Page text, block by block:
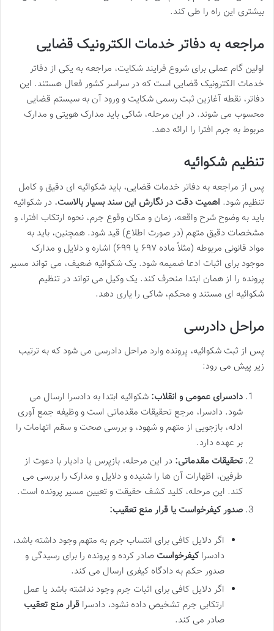
بیشتری این راه را طی کند.
مراجعه به دفاتر خدمات الکترونیک قضایی
اولین گام عملی برای شروع فرایند شکایت، مراجعه به یکی از دفاتر
خدمات الکترونیک قضایی است که در سراسر کشور فعال هستند. این
دفاتر، نقطه آغازین ثبت رسمی شکایت و ورود آن به سیستم قضایی
محسوب می شوند. در این مرحله، شاکی باید مدارک هویتی و مدارک
مربوط به جرم افترا را ارائه دهد.
تنظیم شکوائیه
پس از مراجعه به دفاتر خدمات قضایی، باید شکوائیه ای دقیق و کامل
تنظیم شود. اهمیت دقت در نگارش این سند بسیار بالاست. در شکوائیه
باید به وضوح شرح واقعه، زمان و مکان وقوع جرم، نحوه ارتکاب افترا، و
مشخصات دقیق متهم (در صورت اطلاع) قید شود. همچنین، باید به
مواد قانونی مربوطه (مثلاً ماده ۶۹۷ یا ۶۹۹) اشاره و دلایل و مدارک
موجود برای اثبات ادعا ضمیمه شود. یک شکوائیه ضعیف، می تواند مسیر
پرونده را از همان ابتدا منحرف کند. یک وکیل می تواند در تنظیم
شکوائیه ای مستند و محکم، شاکی را یاری دهد.
مراحل دادرسی
پس از ثبت شکوائیه، پرونده وارد مراحل دادرسی می شود که به ترتیب
زیر پیش می رود:
دادسرای عمومی و انقلاب: شکوائیه ابتدا به دادسرا ارسال می
شود. دادسرا، مرجع تحقیقات مقدماتی است و وظیفه جمع آوری
ادله، بازجویی از متهم و شهود، و بررسی صحت و سقم اتهامات را
بر عهده دارد.
تحقیقات مقدماتی: در این مرحله، بازپرس یا دادیار با دعوت از
طرفین، اظهارات آن ها را شنیده و دلایل و مدارک را بررسی می
کند. این مرحله، کلید کشف حقیقت و تعیین مسیر پرونده است.
صدور کیفرخواست یا قرار منع تعقیب:
اگر دلایل کافی برای انتساب جرم به متهم وجود داشته باشد،
دادسرا کیفرخواست صادر کرده و پرونده را برای رسیدگی و
صدور حکم به دادگاه کیفری ارسال می کند.
اگر دلایل کافی برای اثبات جرم وجود نداشته باشد یا عمل
ارتکابی جرم تشخیص داده نشود، دادسرا قرار منع تعقیب
صادر می کند.